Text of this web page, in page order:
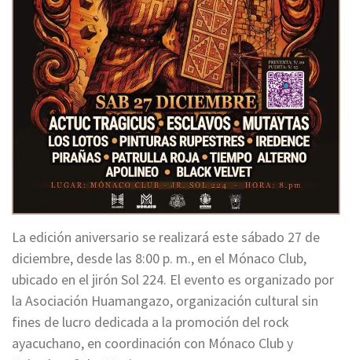
La edición aniversario se realizará este sábado 27 de
diciembre, desde las 8:00 p. m., en el Mónaco Club,
ubicado en el jirón Sol 224. El evento es organizado por
la Asociación Huamangazo, organización cultural sin
fines de lucro dedicada a la promoción del rock
ayacuchano, en coordinación con Mónaco Club y